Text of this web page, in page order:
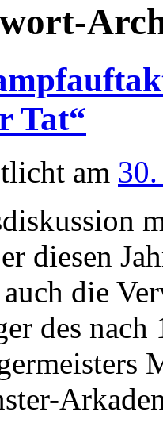
Tat“
am
diesen
die
des nach